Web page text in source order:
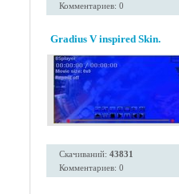
Комментариев: 0
Gradius V inspired Skin.
Скачиваний: 43831
Комментариев: 0